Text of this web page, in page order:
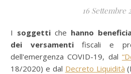
16 Settembre
I soggetti che hanno
dei versamentifiscali e
dell'emergenza COVID-19, dal
18/2020) e dal Decreto Liquidità